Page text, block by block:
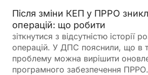
Після зміни КЕП у ПРРО
операцій: що робити
зіткнутися з відсутністю історії
операцій. У ДПС пояснили, що в
проблему можна вирішити
програмного забезпечення